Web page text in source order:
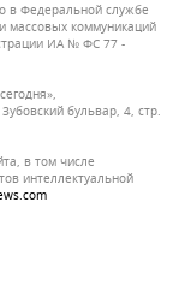
в Федеральной службе
массовых коммуникаций
ИА № ФС 77 -
бульвар, 4, стр.
в том числе
интеллектуальной